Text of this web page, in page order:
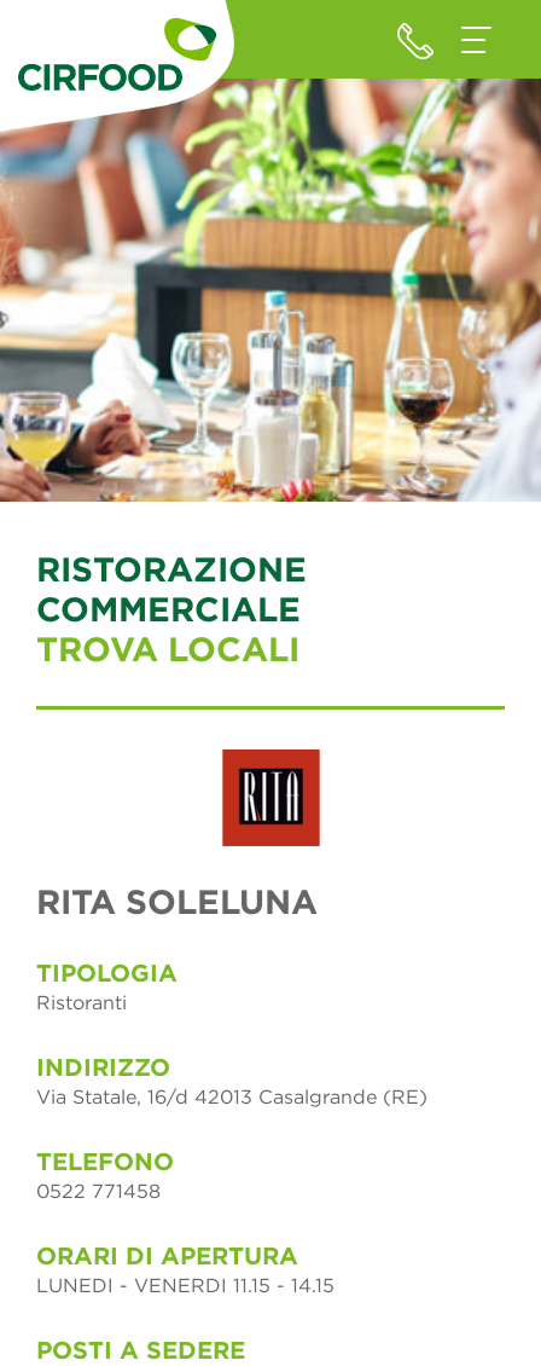
RISTORAZIONE
COMMERCIALE
TROVA LOCALI
RITA SOLELUNA
TIPOLOGIA
Ristoranti
INDIRIZZO
Via Statale, 16/d 42013 Casalgrande (RE)
TELEFONO
0522 771458
ORARI DI APERTURA
LUNEDI - VENERDI 11.15 - 14.15
POSTI A SEDERE